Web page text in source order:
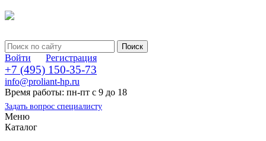
Войти Регистрация
+7 (495) 150-35-73
info@proliant-hp.ru
Время работы: пн-пт с 9 до 18
Задать вопрос специалисту
Меню
Каталог